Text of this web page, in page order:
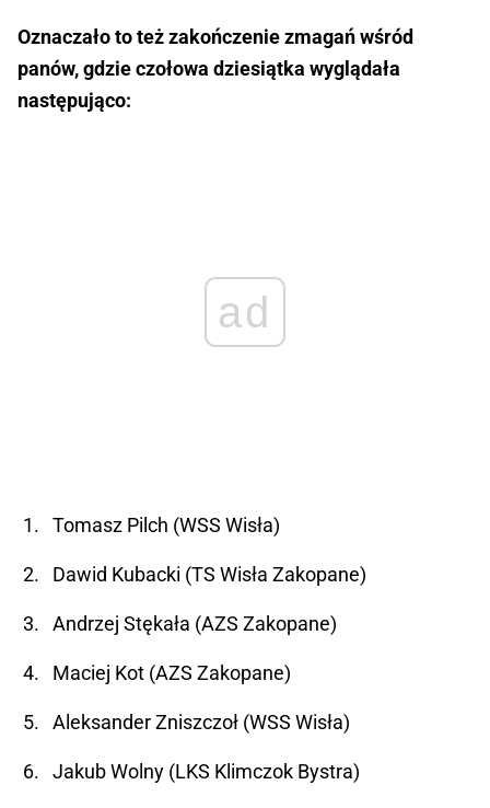
Oznaczało to też zakończenie zmagań wśród
panów, gdzie czołowa dziesiątka wyglądała
następująco:
ad
Tomasz Pilch (WSS Wisła)
Dawid Kubacki (TS Wisła Zakopane)
Andrzej Stękała (AZS Zakopane)
Maciej Kot (AZS Zakopane)
Aleksander Zniszczoł (WSS Wisła)
Jakub Wolny (LKS Klimczok Bystra)